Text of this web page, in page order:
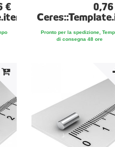
€
Pronto per la spedizione,
di consegna 48 ore